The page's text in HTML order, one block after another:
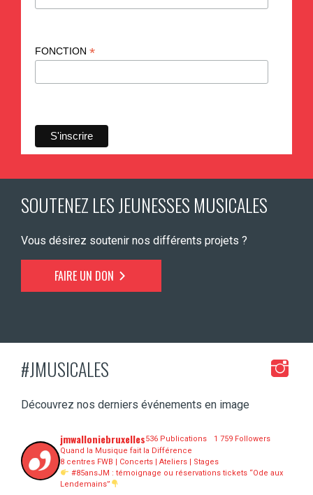
FONCTION *
SOUTENEZ LES JEUNESSES MUSICALES
Vous désirez soutenir nos différents projets ?
FAIRE UN DON
#JMUSICALES
Découvrez nos derniers événements en image
jmwalloniebruxelles536 Publications
1 759 Followers
Quand la Musique fait la Différence
8 centres FWB | Concerts | Ateliers | Stages
#85ansJM : témoignage ou réservations tickets “Ode aux
Lendemains”